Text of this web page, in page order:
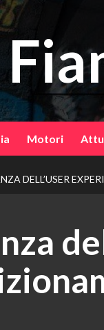
Motori
DELL’USER